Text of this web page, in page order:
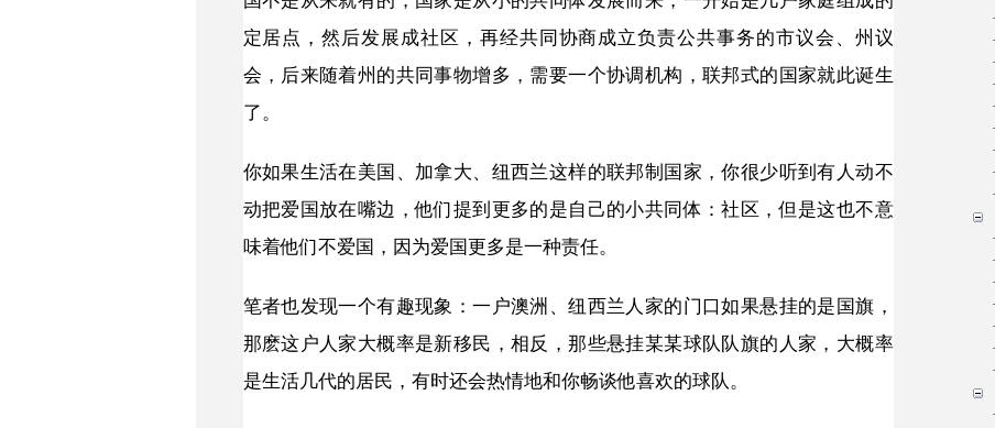
定居点，然后发展成社区，再经共同协商成立负责公共事务的市议会、州议
会，后来随着州的共同事物增多，需要一个协调机构，联邦式的国家就此诞生
了。
你如果生活在美国、加拿大、纽西兰这样的联邦制国家，你很少听到有人动不
动把爱国放在嘴边，他们提到更多的是自己的小共同体：社区，但是这也不意
味着他们不爱国，因为爱国更多是一种责任。
笔者也发现一个有趣现象：一户澳洲、纽西兰人家的门口如果悬挂的是国旗，
那麽这户人家大概率是新移民，相反，那些悬挂某某球队队旗的人家，大概率
是生活几代的居民，有时还会热情地和你畅谈他喜欢的球队。